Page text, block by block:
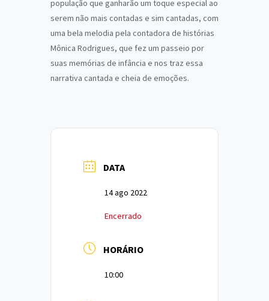
população que ganharão um toque especial ao
serem não mais contadas e sim cantadas, com
uma bela melodia pela contadora de histórias
Mônica Rodrigues, que fez um passeio por
suas memórias de infância e nos traz essa
narrativa cantada e cheia de emoções.
DATA
14 ago 2022
Encerrado
HORÁRIO
10:00